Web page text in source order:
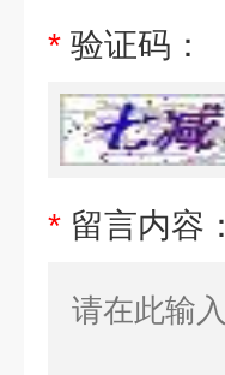
* 验证码：
* 留言内容：